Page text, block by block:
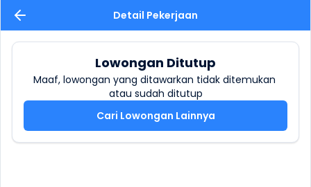
Detail Pekerjaan
Lowongan Ditutup
Maaf, lowongan yang ditawarkan tidak ditemukan
atau sudah ditutup
Cari Lowongan Lainnya